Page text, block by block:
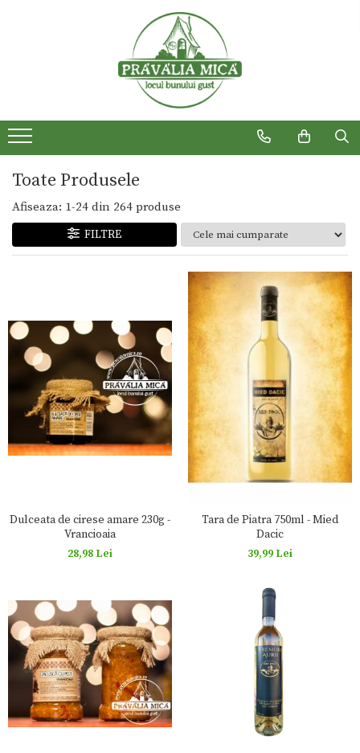
Toate Produsele
Afiseaza: 1-24 din 264 produse
FILTRE
Dulceata de cirese amare 230g -
Vrancioaia
28,98 Lei
Tara de Piatra 750ml - Mied
Dacic
39,99 Lei